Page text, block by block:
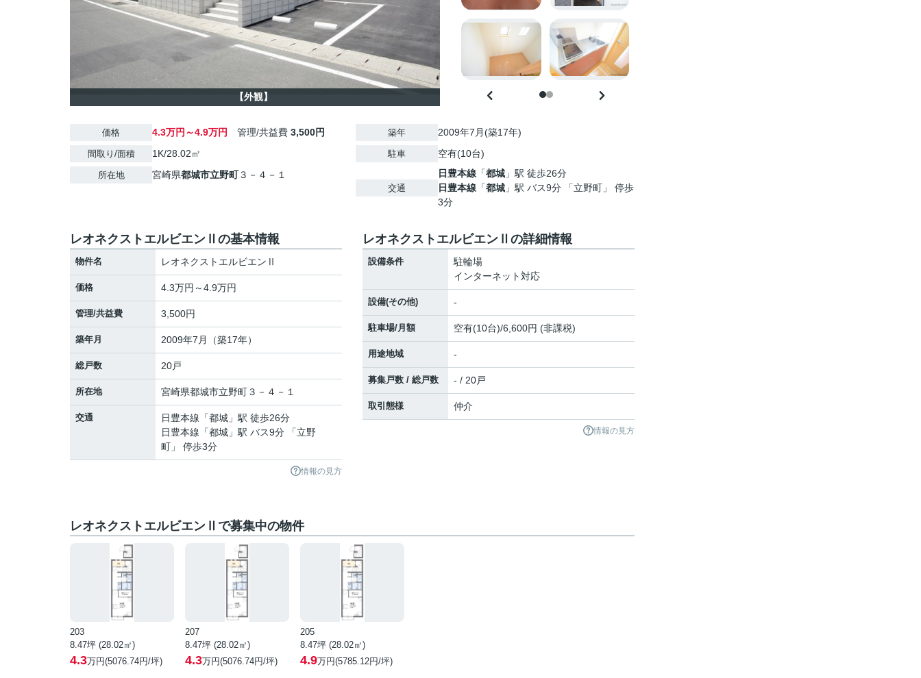
【外観】
価格 4.3万円～4.9万円 管理/共益費 3,500円
間取り/面積 1K/28.02㎡
所在地 宮崎県都城市立野町３－４－１
築年 2009年7月(築17年)
駐車 空有(10台)
交通
日豊本線 「都城 」駅 徒歩26分
日豊本線 「都城 」駅 バス9分 「立野町」 停歩
3分
レオネクストエルビエンⅡの基本情報
物件名 レオネクストエルビエンⅡ
価格 4.3万円～4.9万円
管理/共益費 3,500円
築年月 2009年7月（築17年）
総戸数 20戸
所在地 宮崎県都城市立野町３－４－１
交通 日豊本線 「都城 」駅 徒歩26分
日豊本線 「都城 」駅 バス9分 「立野
町」 停歩3分
情報の見方
レオネクストエルビエンⅡの詳細情報
設備条件
駐輪場
インターネット対応
設備(その他) -
駐車場/月額 空有(10台)/6,600円 (非課税)
用途地域 -
募集戸数 / 総戸数 - / 20戸
取引態様 仲介
情報の見方
レオネクストエルビエンⅡで募集中の物件
203
8.47坪 (28.02㎡)
4.3万円(5076.74円/坪)
207
8.47坪 (28.02㎡)
4.3万円(5076.74円/坪)
205
8.47坪 (28.02㎡)
4.9万円(5785.12円/坪)